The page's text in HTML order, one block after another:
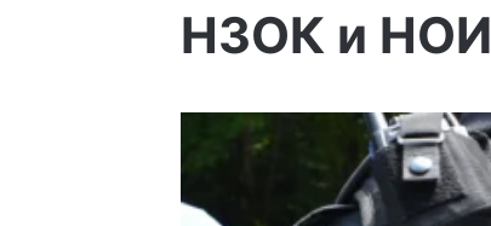
НЗОК и НОИ